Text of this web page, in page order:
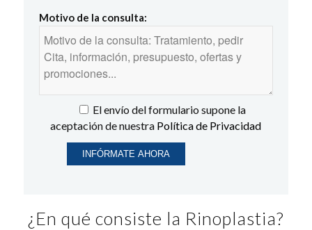
Motivo de la consulta:
El envío del formulario supone la
aceptación de nuestra Política de Privacidad
¿En qué consiste la Rinoplastia?